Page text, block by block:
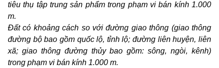
tiêu thụ tập trung sản phẩm trong phạm vi bán kính 1.000
m.
Đất có khoảng cách so với đường giao thông (giao thông
đường bộ bao gồm quốc lộ, tỉnh lộ; đường liên huyện, liên
xã; giao thông đường thủy bao gồm: sông, ngòi, kênh)
trong phạm vi bán kính 1.000 m.